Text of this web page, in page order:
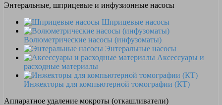
Энтеральные, шприцевые и инфузионные насосы
Шприцевые насосы
Волюметрические насосы (инфузоматы)
Энтеральные насосы
Аксессуары и
расходные материалы
Инжекторы для компьютерной томографии (КТ)
Аппаратное удаление мокроты (откашливатели)